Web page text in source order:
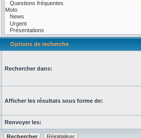
Options de recherche
Rechercher dans:
Afficher les résultats sous forme de:
Renvoyer les: